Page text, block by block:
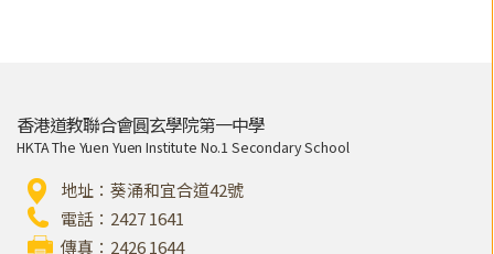
香港道教聯合會圓玄學院第一中學
HKTA The Yuen Yuen Institute No.1 Secondary School
地址：葵涌和宜合道42號
電話：2427 1641
傳真：2426 1644